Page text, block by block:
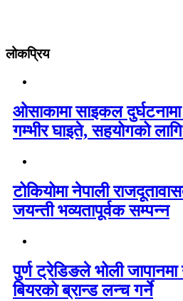
लोकप्रिय
ओसाकामा साइकल दुर्घटनामा
गम्भीर घाइते, सहयोगको
टोकियोमा नेपाली
जयन्ती भव्यतापूर्वक सम्पन्न
पुर्ण ट्रेडिङले भोली
बियरको ब्रान्ड लन्च गर्ने